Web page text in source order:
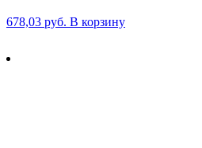
678,03 руб. В корзину